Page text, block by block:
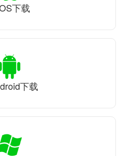
下载
下载